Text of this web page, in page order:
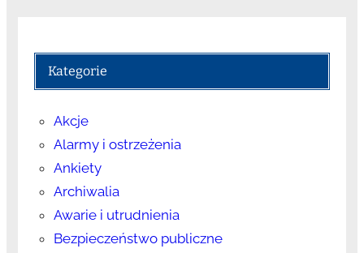
Kategorie
Akcje
Alarmy i ostrzeżenia
Ankiety
Archiwalia
Awarie i utrudnienia
Bezpieczeństwo publiczne